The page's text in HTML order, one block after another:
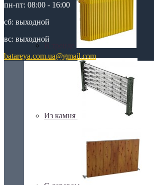
Из камня
пн-пт: 08:00 - 16:00
сб: выходной
вс: выходной
batareya.com.ua@gmail.com